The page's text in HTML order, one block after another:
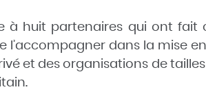
à huit partenaires qui ont fait
l’accompagner dans la mise
et des organisations de